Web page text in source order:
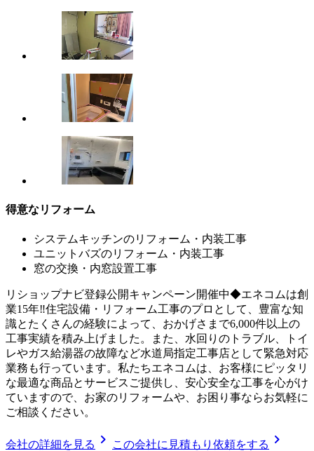
得意なリフォーム
システムキッチンのリフォーム・内装工事
ユニットバズのリフォーム・内装工事
窓の交換・内窓設置工事
リショップナビ登録公開キャンペーン開催中◆エネコムは創
業15年‼︎住宅設備・リフォーム工事のプロとして、豊富な知
識とたくさんの経験によって、おかげさまで6,000件以上の
工事実績を積み上げました。また、水回りのトラブル、トイ
レやガス給湯器の故障など水道局指定工事店として緊急対応
業務も行っています。私たちエネコムは、お客様にピッタリ
な最適な商品とサービスご提供し、安心安全な工事を心がけ
ていますので、お家のリフォームや、お困り事ならお気軽に
ご相談ください。
会社の詳細を見る chevron_right この会社に見積もり依頼をする chevron_right